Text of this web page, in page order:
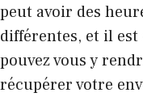
peut avoir des
différentes, et il est
pouvez vous y
récupérer votre